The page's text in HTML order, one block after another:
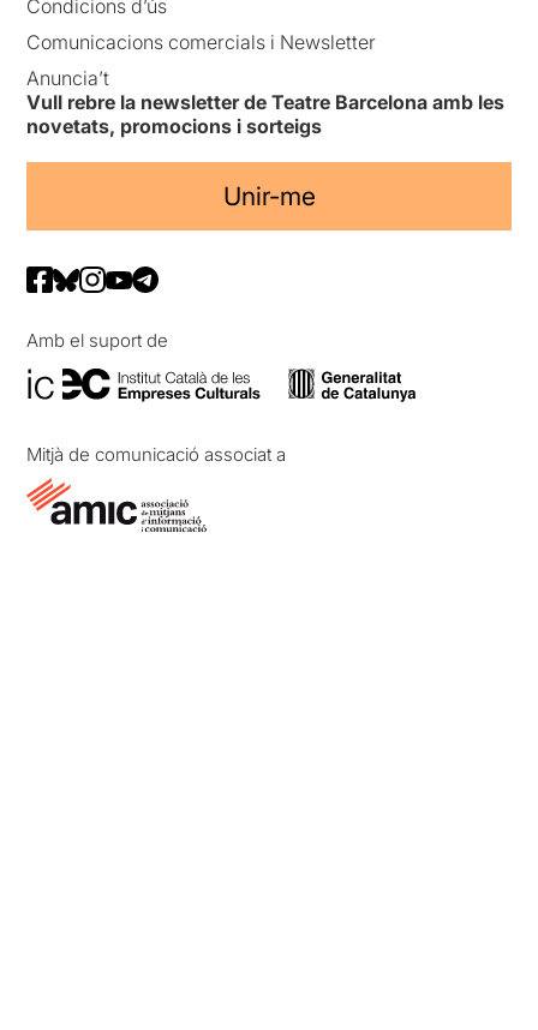
Condicions d’ús
Comunicacions comercials i Newsletter
Anuncia’t
Vull rebre la newsletter de Teatre Barcelona amb les
novetats, promocions i sorteigs
Unir-me
Amb el suport de
Mitjà de comunicació associat a